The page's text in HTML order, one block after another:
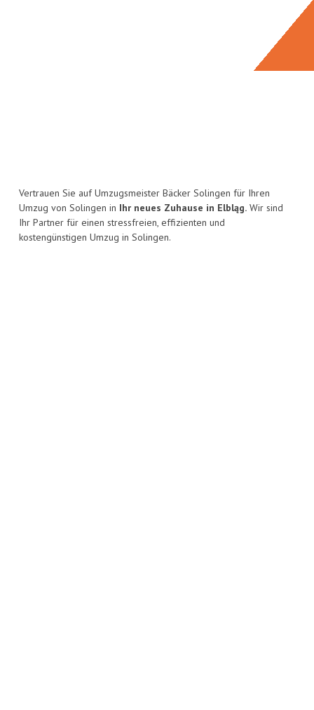
Vertrauen Sie auf Umzugsmeister Bäcker Solingen für Ihren
Umzug von Solingen in Ihr neues Zuhause in Elbląg. Wir sind
Ihr Partner für einen stressfreien, effizienten und
kostengünstigen Umzug in Solingen.